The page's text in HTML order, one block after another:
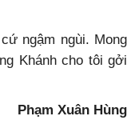
hai ngày trời ở thị
những ngả đường
mình đã ở lâu lắm.
những thác Bản